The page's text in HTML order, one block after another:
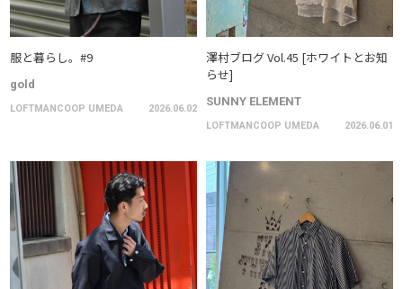
服と暮らし。#9
gold
LOFTMANCOOP UMEDA 2026.06.02
澤村ブログ Vol.45 [ホワイトとお知
らせ]
SUNNY ELEMENT
LOFTMANCOOP UMEDA 2026.06.01